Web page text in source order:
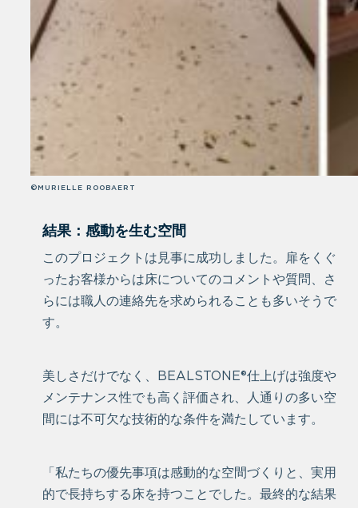
©MURIELLE ROOBAERT
結果： 感動を生む空間
このプロジェクトは見事に成功しました。扉をくぐ
ったお客様からは床についてのコメントや質問、さ
らには職人の連絡先を求められることも多いそうで
す。
美しさだけでなく、BEALSTONE®仕上げは強度や
メンテナンス性でも高く評価され、人通りの多い空
間には不可欠な技術的な条件を満たしています。
「私たちの優先事項は感動的な空間づくりと、実用
的で長持ちする床を持つことでした。最終的な結果